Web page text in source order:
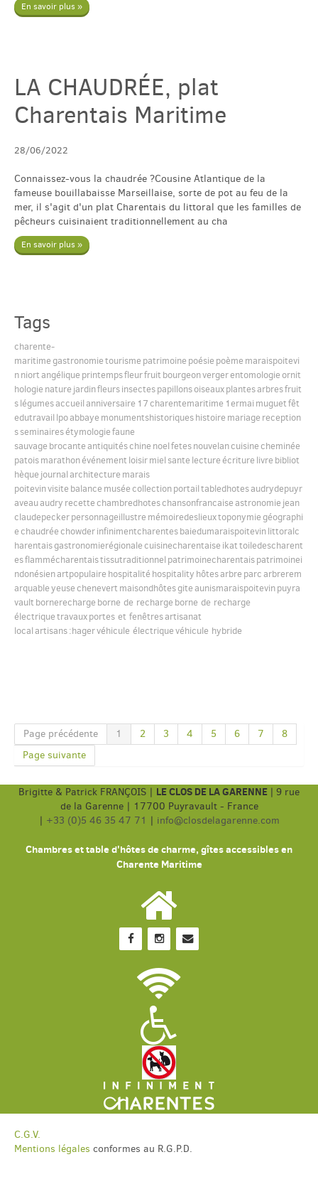
En savoir plus »
LA CHAUDRÉE, plat
Charentais Maritime
28/06/2022
Connaissez-vous la chaudrée ?Cousine Atlantique de la
fameuse bouillabaisse Marseillaise, sorte de pot au feu de la
mer, il s'agit d'un plat Charentais du littoral que les familles de
pêcheurs cuisinaient traditionnellement au cha
En savoir plus »
Tags
charente-
maritime gastronomietourisme patrimoine poésie poème maraispoitevi
nniort angélique printempsfleurfruit bourgeonvergerentomologie ornit
hologie nature jardinfleursinsectespapillonsoiseauxplantesarbresfruit
slégumesaccueil anniversaire 17 charentemaritime 1ermai muguetfêt
edutravail lpoabbaye monumentshistoriqueshistoire mariage reception
sseminairesétymologiefaune
sauvage brocante antiquitéschine noelfetesnouvelancuisine cheminée
patoismarathonévénement loisirmiel sante lecture écriture livre bibliot
hèque journal architecture marais
poitevinvisite balance musée collectionportailtabledhotesaudrydepuyr
aveauaudry recette chambredhoteschansonfrancaise astronomie jean
claudepeckerpersonnageillustre mémoiredeslieuxtoponymie géographi
e chaudrée chowderinfinimentcharentesbaiedumaraispoitevinlittoralc
harentaisgastronomierégionale cuisinecharentaise ikattoiledescharent
esflammécharentaistissutraditionnel patrimoinecharentaispatrimoinei
ndonésienartpopulaire hospitalité hospitality hôtesarbre parc arbrerem
arquableyeuse chenevert maisondhôtesgite aunismaraispoitevinpuyra
vault bornerecharge borne de recharge borne de recharge
électriquetravauxportes et fenêtresartisanat
local artisans:hagervéhicule électriquevéhicule hybride
Page précédente 1 2 3 4 5 6 7
8
Page suivante
Brigitte & Patrick FRANÇOIS | LE CLOS DE LA GARENNE | 9 rue
de la Garenne | 17700 Puyravault - France
| +33 (0)5 46 35 47 71 | info@closdelagarenne.com
Chambres et table d'hôtes de charme, gîtes accessibles en
Charente Maritime
C.G.V.
Mentions légales conformes au R.G.P.D.